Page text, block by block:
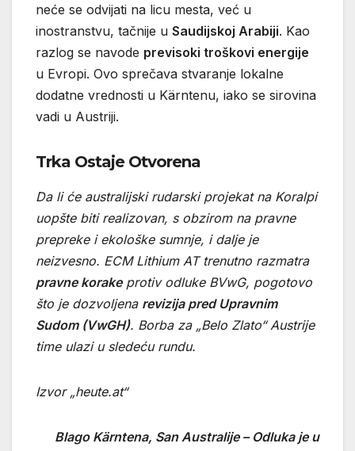
neće se odvijati na licu mesta, već u
inostranstvu, tačnije u Saudijskoj Arabiji. Kao
razlog se navode previsoki troškovi energije
u Evropi. Ovo sprečava stvaranje lokalne
dodatne vrednosti u Kärntenu, iako se sirovina
vadi u Austriji.
Trka Ostaje Otvorena
Da li će australijski rudarski projekat na Koralpi
uopšte biti realizovan, s obzirom na pravne
prepreke i ekološke sumnje, i dalje je
neizvesno. ECM Lithium AT trenutno razmatra
pravne korakeprotiv odluke BVwG, pogotovo
što je dozvoljena revizija pred Upravnim
Sudom (VwGH). Borba za „Belo Zlato“ Austrije
time ulazi u sledeću rundu.
Izvor „heute.at“
Blago Kärntena, San Australije – Odluka je u